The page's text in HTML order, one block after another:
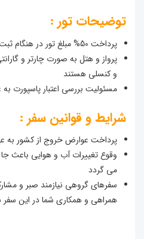
تور :
50% مبلغ تور در هنگام ثبت نام الزامی می باشد
و هتل به صورت چارتر و گارانتی می
کنسلی هستند
بررسی اعتبار پاسپورت به عهده
و قوانین سفر :
عوارض خروج از کشور به عهده
تغییرات آب و هوایی باعث جا به جایی
گردد
گروهی نیازمند صبر و مشارکت
و همکاری شما در این سفر